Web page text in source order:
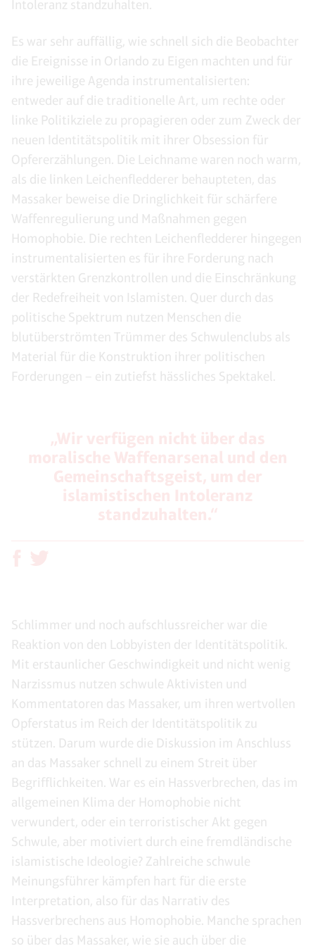
Intoleranz standzuhalten.
Es war sehr auffällig, wie schnell sich die Beobachter
die Ereignisse in Orlando zu Eigen machten und für
ihre jeweilige Agenda instrumentalisierten:
entweder auf die traditionelle Art, um rechte oder
linke Politikziele zu propagieren oder zum Zweck der
neuen Identitätspolitik mit ihrer Obsession für
Opfererzählungen. Die Leichname waren noch warm,
als die linken Leichenfledderer behaupteten, das
Massaker beweise die Dringlichkeit für schärfere
Waffenregulierung und Maßnahmen gegen
Homophobie. Die rechten Leichenfledderer hingegen
instrumentalisierten es für ihre Forderung nach
verstärkten Grenzkontrollen und die Einschränkung
der Redefreiheit von Islamisten. Quer durch das
politische Spektrum nutzen Menschen die
blutüberströmten Trümmer des Schwulenclubs als
Material für die Konstruktion ihrer politischen
Forderungen – ein zutiefst hässliches Spektakel.
Schlimmer und noch aufschlussreicher war die
Reaktion von den Lobbyisten der Identitätspolitik.
Mit erstaunlicher Geschwindigkeit und nicht wenig
Narzissmus nutzen schwule Aktivisten und
Kommentatoren das Massaker, um ihren wertvollen
Opferstatus im Reich der Identitätspolitik zu
stützen. Darum wurde die Diskussion im Anschluss
an das Massaker schnell zu einem Streit über
Begrifflichkeiten. War es ein Hassverbrechen, das im
allgemeinen Klima der Homophobie nicht
verwundert, oder ein terroristischer Akt gegen
Schwule, aber motiviert durch eine fremdländische
islamistische Ideologie? Zahlreiche schwule
Meinungsführer kämpfen hart für die erste
Interpretation, also für das Narrativ des
Hassverbrechens aus Homophobie. Manche sprachen
so über das Massaker, wie sie auch über die